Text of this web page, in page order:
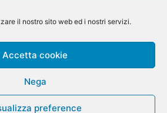
il nostro sito web ed i nostri servizi.
Accetta cookie
Nega
preference
Contatti:
info@arscommunication.it